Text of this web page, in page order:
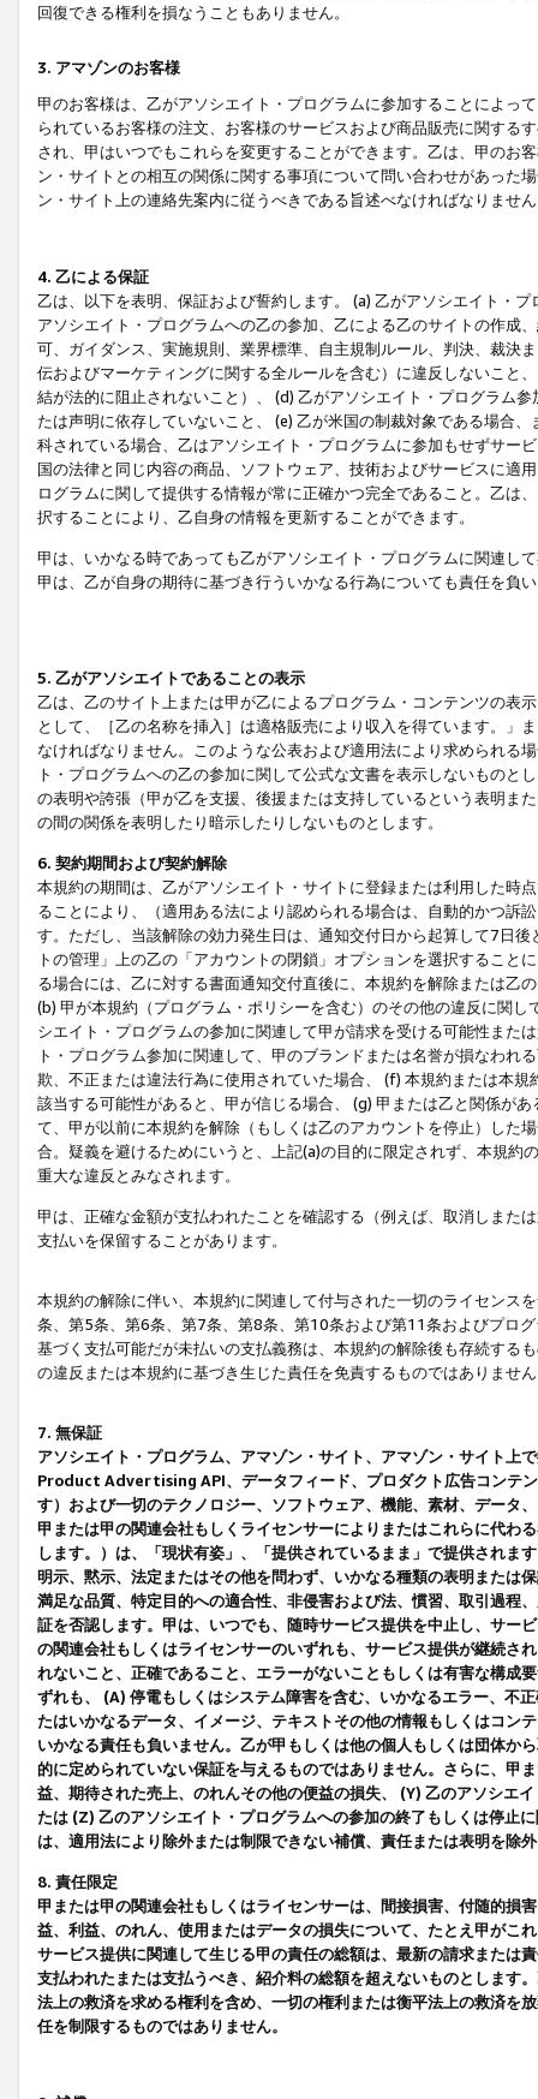
回復できる権利を損なうこともありません。
3. アマゾンのお客様
甲のお客様は、乙がアソシエイト・プログラムに参加することによっ
られているお客様の注文、お客様のサービスおよび商品販売に関する
され、甲はいつでもこれらを変更することができます。乙は、甲のお
ン・サイトとの相互の関係に関する事項について問い合わせがあった
ン・サイト上の連絡先案内に従うべきである旨述べなければなりませ
4. 乙による保証
乙は、以下を表明、保証および誓約します。 (a) 乙がアソシエイト・
アソシエイト・プログラムへの乙の参加、乙による乙のサイトの作成
可、ガイダンス、実施規則、業界標準、自主規制ルール、判決、裁決
伝およびマーケティングに関する全ルールを含む）に違反しないこと
結が法的に阻止されないこと）、 (d) 乙がアソシエイト・プログラム
たは声明に依存していないこと、 (e) 乙が米国の制裁対象である場合
科されている場合、乙はアソシエイト・プログラムに参加もせずサー
国の法律と同じ内容の商品、ソフトウェア、技術およびサービスに適
ログラムに関して提供する情報が常に正確かつ完全であること。乙は
択することにより、乙自身の情報を更新することができます。
甲は、いかなる時であっても乙がアソシエイト・プログラムに関連し
甲は、乙が自身の期待に基づき行ういかなる行為についても責任を負
5. 乙がアソシエイトであることの表示
乙は、乙のサイト上または甲が乙によるプログラム・コンテンツの表
として、［乙の名称を挿入］は適格販売により収入を得ています。」
なければなりません。このような公表および適用法により求められる
ト・プログラムへの乙の参加に関して公式な文書を表示しないもの
の表明や誇張（甲が乙を支援、後援または支持しているという表明ま
の間の関係を表明したり暗示したりしないものとします。
6. 契約期間および契約解除
本規約の期間は、乙がアソシエイト・サイトに登録または利用した時
ることにより、（適用ある法により認められる場合は、自動的かつ訴
す。ただし、当該解除の効力発生日は、通知交付日から起算して7日
トの管理」上の乙の「アカウントの閉鎖」オプションを選択するこ
る場合には、乙に対する書面通知交付直後に、本規約を解除または乙
(b) 甲が本規約（プログラム・ポリシーを含む）のその他の違反に関
シエイト・プログラムの参加に関連して甲が請求を受ける可能性また
ト・プログラム参加に関連して、甲のブランドまたは名誉が損なわれ
欺、不正または違法行為に使用されていた場合、 (f) 本規約または本
該当する可能性があると、甲が信じる場合、 (g) 甲または乙と関係が
て、甲が以前に本規約を解除（もしくは乙のアカウントを停止）した
合。疑義を避けるためにいうと、上記(a)の目的に限定されず、本規
重大な違反とみなされます。
甲は、正確な金額が支払われたことを確認する（例えば、取消しまた
支払いを保留することがあります。
本規約の解除に伴い、本規約に関連して付与された一切のライセンス
条、第5条、第6条、第7条、第8条、第10条および第11条およびプロ
基づく支払可能だが未払いの支払義務は、本規約の解除後も存続する
の違反または本規約に基づき生じた責任を免責するものではありませ
7. 無保証
アソシエイト・プログラム、アマゾン・サイト、アマゾン・サイト上
Product Advertising API、データフィード、プロダクト広告コンテ
す）および一切のテクノロジー、ソフトウェア、機能、素材、データ
甲または甲の関連会社もしくライセンサーによりまたはこれらに代わ
します。）は、「現状有姿」、「提供されているまま」で提供されま
明示、黙示、法定またはその他を問わず、いかなる種類の表明または
満足な品質、特定目的への適合性、非侵害および法、慣習、取引過程
証を否認します。甲は、いつでも、随時サービス提供を中止し、サー
の関連会社もしくはライセンサーのいずれも、サービス提供が継続さ
れないこと、正確であること、エラーがないこともしくは有害な構成
ずれも、 (A) 停電もしくはシステム障害を含む、いかなるエラー、不
たはいかなるデータ、イメージ、テキストその他の情報もしくはコン
いかなる責任も負いません。乙が甲もしくは他の個人もしくは団体か
的に定められていない保証を与えるものではありません。さらに、甲
益、期待された売上、のれんその他の便益の損失、 (Y) 乙のアソシエ
たは (Z) 乙のアソシエイト・プログラムへの参加の終了もしくは停止
は、適用法により除外または制限できない補償、責任または表明を除
8. 責任限定
甲または甲の関連会社もしくはライセンサーは、間接損害、付随的損
益、利益、のれん、使用またはデータの損失について、たとえ甲がこ
サービス提供に関連して生じる甲の責任の総額は、最新の請求または
支払われたまたは支払うべき、紹介料の総額を超えないものとします
法上の救済を求める権利を含め、一切の権利または衡平法上の救済を
任を制限するものではありません。